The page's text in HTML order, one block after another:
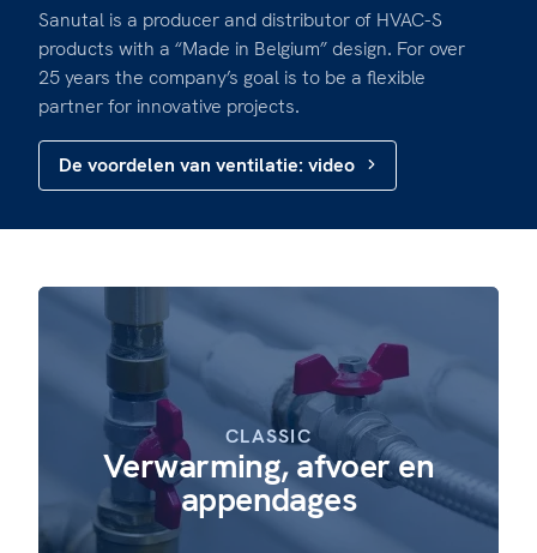
Sanutal is a producer and distributor of HVAC-S
products with a “Made in Belgium” design. For over
25 years the company’s goal is to be a flexible
partner for innovative projects.
De voordelen van ventilatie: video
CLASSIC
Verwarming, afvoer en
appendages